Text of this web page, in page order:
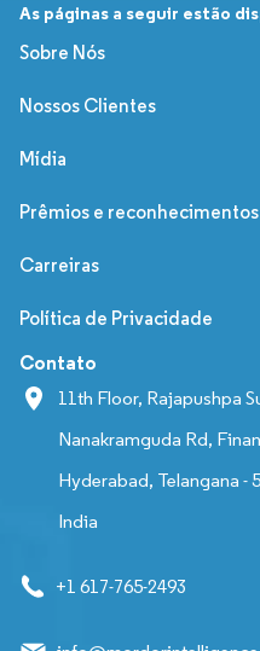
As páginas a seguir estão
Sobre Nós
Nossos Clientes
Mídia
Prêmios e reconhecimentos
Carreiras
Política de Privacidade
Contato
11th Floor, Rajapushpa
Nanakramguda Rd,
Hyderabad, Telangana -
India
+1 617-765-2493